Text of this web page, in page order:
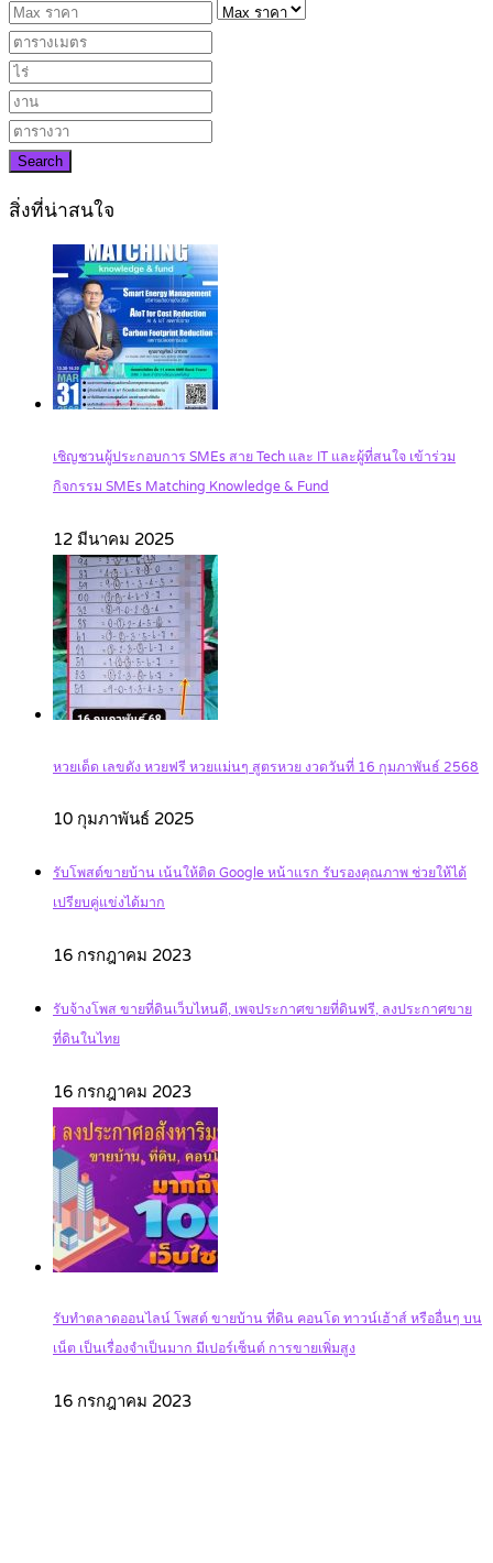
Search
สิ่งที่น่าสนใจ
เชิญชวนผู้ประกอบการ SMEs สาย Tech และ IT และผู้ที่สนใจ เข้าร่วม
กิจกรรม SMEs Matching Knowledge & Fund
12 มีนาคม 2025
หวยเด็ด เลขดัง หวยฟรี หวยแม่นๆ สูตรหวย งวดวันที่ 16 กุมภาพันธ์ 2568
10 กุมภาพันธ์ 2025
รับโพสต์ขายบ้าน เน้นให้ติด Google หน้าแรก รับรองคุณภาพ ช่วยให้ได้
เปรียบคู่แข่งได้มาก
16 กรกฎาคม 2023
รับจ้างโพส ขายที่ดินเว็บไหนดี, เพจประกาศขายที่ดินฟรี, ลงประกาศขาย
ที่ดินในไทย
16 กรกฎาคม 2023
รับทำตลาดออนไลน์ โพสต์ ขายบ้าน ที่ดิน คอนโด ทาวน์เฮ้าส์ หรืออื่นๆ บน
เน็ต เป็นเรื่องจำเป็นมาก มีเปอร์เซ็นต์ การขายเพิ่มสูง
16 กรกฎาคม 2023